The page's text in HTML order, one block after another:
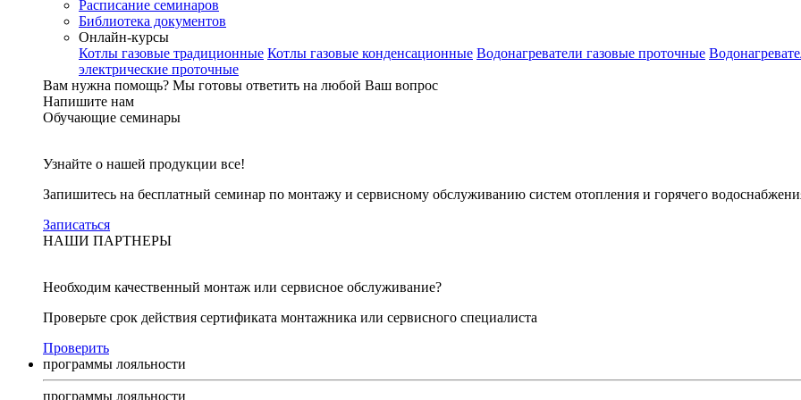
Расписание семинаров
Библиотека документов
Онлайн-курсы
Котлы газовые традиционные Котлы газовые конденсационные Водонагреватели газовые проточные
электрические проточные
Вам нужна помощь? Мы готовы ответить на любой Ваш вопрос
Напишите нам
Обучающие семинары
Узнайте о нашей продукции все!
Запишитесь на бесплатный семинар по монтажу и сервисному обслуживанию систем отопления и горячего
Записаться
НАШИ ПАРТНЕРЫ
Необходим качественный монтаж или сервисное обслуживание?
Проверьте срок действия сертификата монтажника или сервисного специалиста
Проверить
программы лояльности
программы лояльности